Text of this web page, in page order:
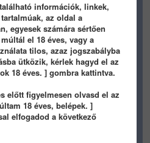
információk, linkek,
az oldal a
egyesek számára sértően
el 18 éves, vagy a
tilos, azaz jogszabályba
ütközik, kérlek hagyd el az
18 éves. ] gombra kattintva.
előtt figyelmesen olvasd el az
18 éves, belépek. ]
elfogadod a következő